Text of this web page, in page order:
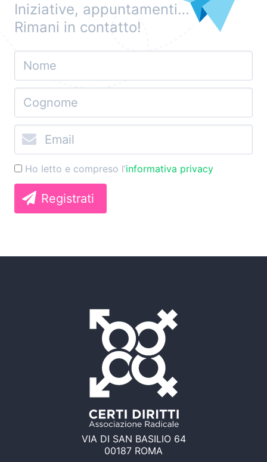
Iniziative, appuntamenti…
Rimani in contatto!
Ho letto e compreso l’informativa privacy
Registrati
VIA DI SAN BASILIO 64
00187 ROMA